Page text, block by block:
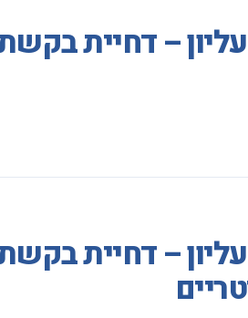
– דחיית
– דחיית בקשת